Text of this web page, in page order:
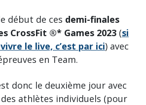
début de ces demi-finales
CrossFit ®* Games 2023 (si
le live, c’est par ici) avec
en Team.
donc le deuxième jour avec
des athlètes individuels (pour